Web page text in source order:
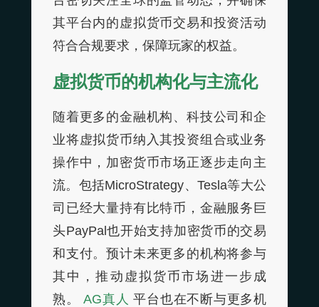
其平台内的虚拟货币交易和投资活动
符合合规要求，保障玩家的权益。
虚拟货币的机构化与主流化
随着更多的金融机构、科技公司和企
业将虚拟货币纳入其投资组合或业务
操作中，加密货币市场正逐步走向主
流。包括MicroStrategy、Tesla等大公
司已经大量持有比特币，金融服务巨
头PayPal也开始支持加密货币的交易
和支付。预计未来更多的机构将参与
其中，推动虚拟货币市场进一步成
熟。AG真人 平台也在不断与更多机